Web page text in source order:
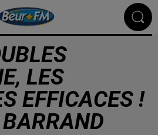
LES
EFFICACES !